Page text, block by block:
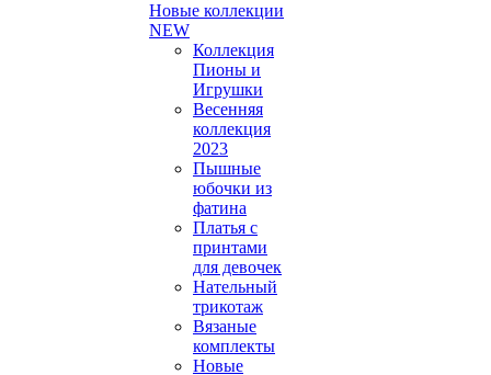
Новые коллекции
NEW
Коллекция
Пионы и
Игрушки
Весенняя
коллекция
2023
Пышные
юбочки из
фатина
Платья с
принтами
для девочек
Нательный
трикотаж
Вязаные
комплекты
Новые